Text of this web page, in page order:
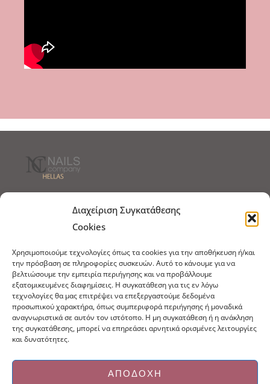
Διαχείριση Συγκατάθεσης
Cookies
Χρησιμοποιούμε τεχνολογίες όπως τα cookies για την αποθήκευση ή/και
την πρόσβαση σε πληροφορίες συσκευών. Αυτό το κάνουμε για να
βελτιώσουμε την εμπειρία περιήγησης και να προβάλλουμε
εξατομικευμένες διαφημίσεις. Η συγκατάθεση για τις εν λόγω
τεχνολογίες θα μας επιτρέψει να επεξεργαστούμε δεδομένα
προσωπικού χαρακτήρα, όπως συμπεριφορά περιήγησης ή μοναδικά
αναγνωριστικά σε αυτόν τον ιστότοπο. Η μη συγκατάθεση ή η ανάκληση
της συγκατάθεσης, μπορεί να επηρεάσει αρνητικά ορισμένες λειτουργίες
και δυνατότητες.
ΑΠΟΔΟΧΉ
Τρόποι Παραγγελίας
Πολιτική Cookies
Εμπόριο Ειδών Ονυχοπλαστικής, Καλλωπισμού
άκρων και αξεσουάρ
τηλ: 213-0415386
info@ncnails.gr